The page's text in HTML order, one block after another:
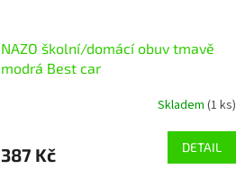
NAZO školní/domácí obuv tmavě
modrá Best car
Skladem (1 ks)
387 Kč DETAIL